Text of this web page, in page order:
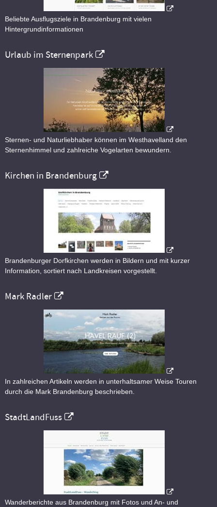
Beliebte Ausflugsziele in Brandenburg mit vielen
Hintergrundinformationen
Urlaub im Sternenpark
Sternen- und Naturliebhaber können im Westhavelland den
Sternenhimmel und zahlreiche Vogelarten bewundern.
Kirchen in Brandenburg
Brandenburger Dorfkirchen werden in Bildern und mit kurzer
Information, sortiert nach Landkreisen vorgestellt.
Mark Radler
In zahlreichen Artikeln werden in unterhaltsamer Weise Touren
durch die Mark Brandenburg beschrieben.
StadtLandFuss
Wanderberichte aus Brandenburg mit Fotos und An- und